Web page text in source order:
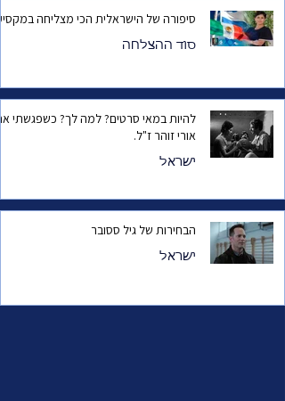
סיפורה של הישראלית הכי מצליחה
סוד ההצלחה
להיות במאי סרטים? למה לך? כשפגשתי
אורי זוהר ז"ל.
ישראל
הבחירות של גיל ססובר
ישראל